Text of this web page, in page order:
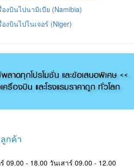
องบินไปนามิเบีย (Namibia)
องบินไปไนเจอร์ (Niger)
กค้า
09.00 - 18.00 วันเสาร์ 09.00 - 12.00